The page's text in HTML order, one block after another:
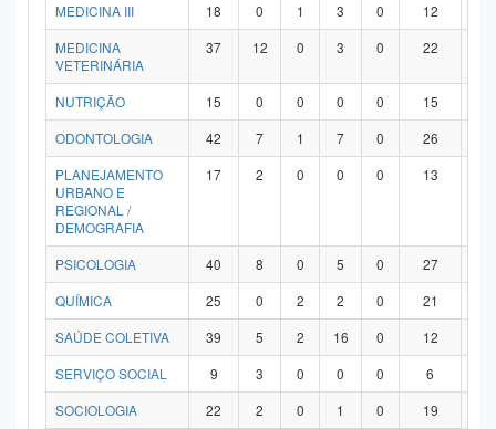
MEDICINA III
18 0 1 3 0 12
MEDICINA
VETERINÁRIA
37 12 0 3 0 22
NUTRIÇÃO 15 0 0 0 0 15
ODONTOLOGIA
42 7 1 7 0 26
PLANEJAMENTO
URBANO E
REGIONAL /
DEMOGRAFIA
17 2 0 0 0 13
PSICOLOGIA 40 8 0 5 0 27
QUÍMICA
25 0 2 2 0 21
SAÚDE COLETIVA
39 5 2 16 0 12
SERVIÇO SOCIAL
9 3 0 0 0 6
SOCIOLOGIA
22 2 0 1 0 19